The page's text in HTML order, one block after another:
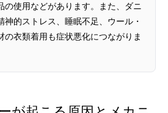
の使用などがあります。また、ダニ
神的ストレス、睡眠不足、ウール・
の衣類着用も症状悪化につながりま